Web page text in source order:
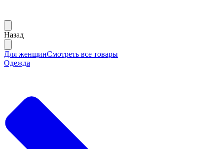
Назад
Для женщинСмотреть все товары
Одежда